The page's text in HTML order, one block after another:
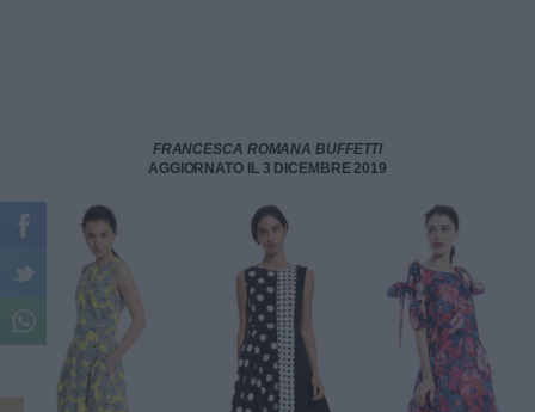
FRANCESCA ROMANA BUFFETTI
AGGIORNATO IL 3 DICEMBRE 2019